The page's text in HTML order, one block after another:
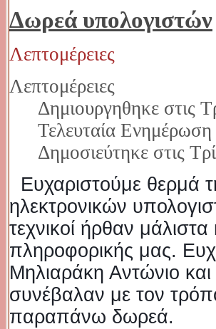
Δωρεά υπολογιστών
Λεπτομέρειες
Λεπτομέρειες
Δημιουργηθηκε στις
Τελευταία
Δημοσιεύτηκε στις
Ευχαριστούμε θερμά
ηλεκτρονικών
τεχνικοί ήρθαν
πληροφορικής μας.
Μηλιαράκη Αντώνιο
συνέβαλαν με τον
παραπάνω δωρεά.